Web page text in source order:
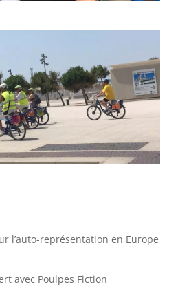
l’auto-représentation en Europe
avec Poulpes Fiction